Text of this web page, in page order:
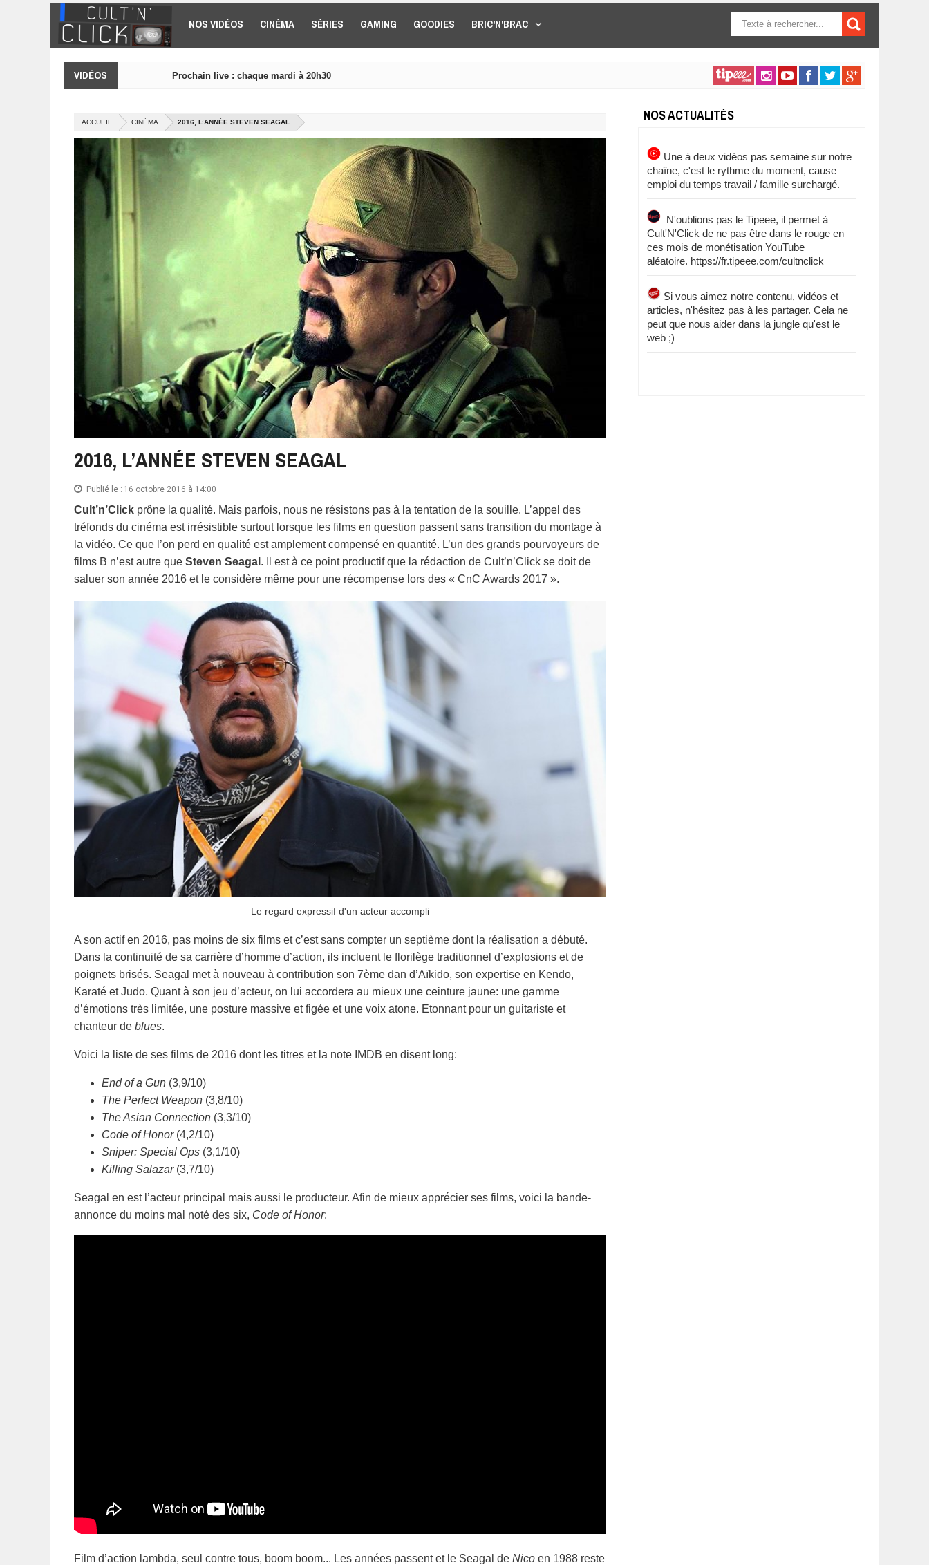
Aller au contenu principal
NOS VIDÉOS CINÉMA SÉRIES GAMING GOODIES BRIC'N'BRAC
FORMULAIRE DE
RECHERCHE
VIDÉOS Prochain live : chaque mardi à 20h30
ACCUEIL CINÉMA 2016, L’ANNÉE STEVEN SEAGAL
2016, L’ANNÉE STEVEN SEAGAL
Publié le : 16 octobre 2016 à 14:00
Cult’n’Click prône la qualité. Mais parfois, nous ne résistons pas à la tentation de la souille. L’appel des
tréfonds du cinéma est irrésistible surtout lorsque les films en question passent sans transition du montage à
la vidéo. Ce que l’on perd en qualité est amplement compensé en quantité. L’un des grands pourvoyeurs de
films B n’est autre que Steven Seagal . Il est à ce point productif que la rédaction de Cult’n’Click se doit de
saluer son année 2016 et le considère même pour une récompense lors des « CnC Awards 2017 ».
Le regard expressif d'un acteur accompli
A son actif en 2016, pas moins de six films et c’est sans compter un septième dont la réalisation a débuté.
Dans la continuité de sa carrière d’homme d’action, ils incluent le florilège traditionnel d’explosions et de
poignets brisés. Seagal met à nouveau à contribution son 7ème dan d’Aïkido, son expertise en Kendo,
Karaté et Judo. Quant à son jeu d’acteur, on lui accordera au mieux une ceinture jaune: une gamme
d’émotions très limitée, une posture massive et figée et une voix atone. Etonnant pour un guitariste et
chanteur de blues.
Voici la liste de ses films de 2016 dont les titres et la note IMDB en disent long:
End of a Gun (3,9/10)
The Perfect Weapon (3,8/10)
The Asian Connection (3,3/10)
Code of Honor(4,2/10)
Sniper: Special Ops (3,1/10)
Killing Salazar(3,7/10)
Seagal en est l’acteur principal mais aussi le producteur. Afin de mieux apprécier ses films, voici la bande-
annonce du moins mal noté des six, Code of Honor:
Film d’action lambda, seul contre tous, boom boom... Les années passent et le Seagal de Nico en 1988 reste
NOS ACTUALITÉS
Une à deux vidéos pas semaine sur notre
chaîne, c'est le rythme du moment, cause
emploi du temps travail / famille surchargé.
N'oublions pas le Tipeee, il permet à
Cult'N'Click de ne pas être dans le rouge en
ces mois de monétisation YouTube
aléatoire. https://fr.tipeee.com/cultnclick
Si vous aimez notre contenu, vidéos et
articles, n'hésitez pas à les partager. Cela ne
peut que nous aider dans la jungle qu'est le
web ;)